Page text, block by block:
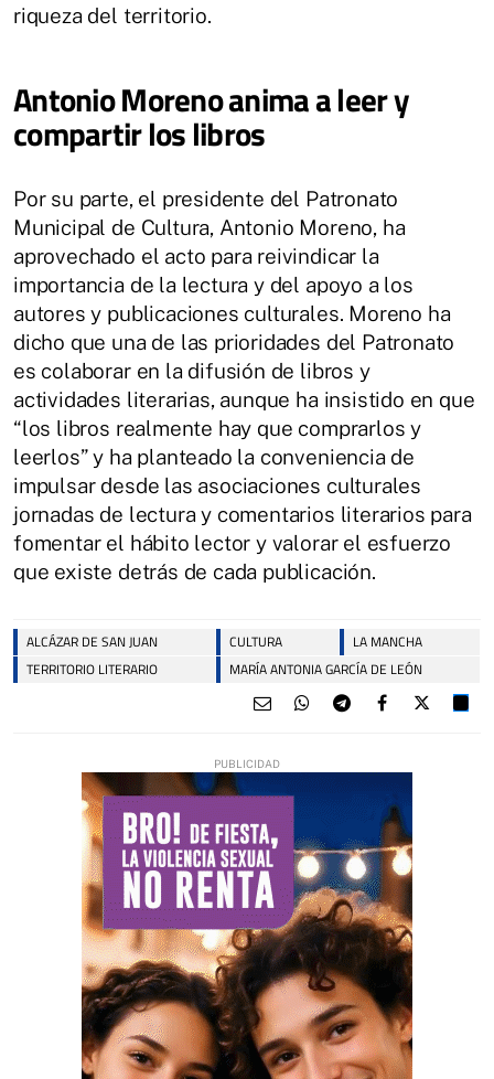
riqueza del territorio.
Antonio Moreno anima a leer y
compartir los libros
Por su parte, el presidente del Patronato
Municipal de Cultura, Antonio Moreno, ha
aprovechado el acto para reivindicar la
importancia de la lectura y del apoyo a los
autores y publicaciones culturales. Moreno ha
dicho que una de las prioridades del Patronato
es colaborar en la difusión de libros y
actividades literarias, aunque ha insistido en que
“los libros realmente hay que comprarlos y
leerlos” y ha planteado la conveniencia de
impulsar desde las asociaciones culturales
jornadas de lectura y comentarios literarios para
fomentar el hábito lector y valorar el esfuerzo
que existe detrás de cada publicación.
ALCÁZAR DE SAN JUAN CULTURA
LA MANCHA
TERRITORIO LITERARIO
MARÍA ANTONIA GARCÍA DE LEÓN